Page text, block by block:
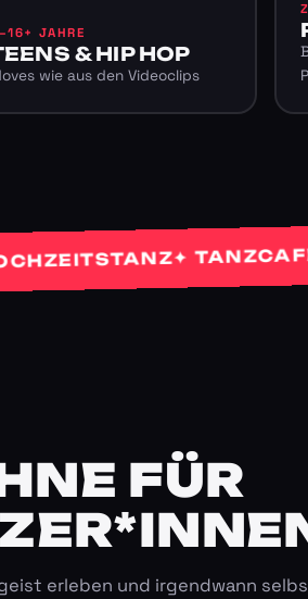
JAHRE
& HIP HOP
wie aus den Videoclips
✦ TANZCAFÉ✦
FÜR K
erleben und irgendwann